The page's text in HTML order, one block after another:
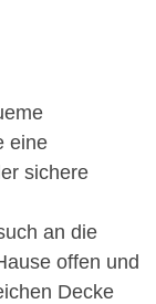
eine
sichere
an die
offen und
Decke